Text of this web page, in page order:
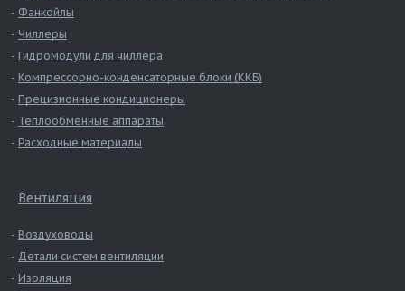
Фанкойлы
Чиллеры
Гидромодули для чиллера
Компрессорно-конденсаторные блоки (ККБ)
Прецизионные кондиционеры
Теплообменные аппараты
Расходные материалы
Вентиляция
Воздуховоды
Детали систем вентиляции
Изоляция